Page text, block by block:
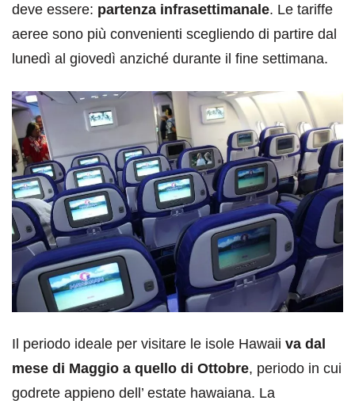
deve essere: partenza infrasettimanale. Le tariffe
aeree sono più convenienti scegliendo di partire dal
lunedì al giovedì anziché durante il fine settimana.
Il periodo ideale per visitare le isole Hawaii va dal
mese di Maggio a quello di Ottobre, periodo in cui
godrete appieno dell’ estate hawaiana. La